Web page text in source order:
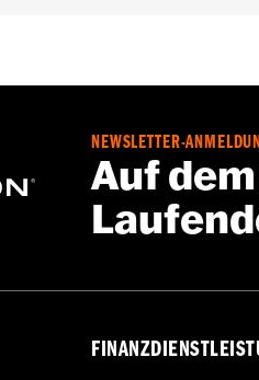
verwenden. Wende Dich an
oder tödlichen Verletzungen
von zugelassenen
NEWSLETTER-
Auf dem